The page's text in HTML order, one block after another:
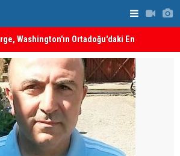
Washington'ın Ortadoğu'daki En
Biri